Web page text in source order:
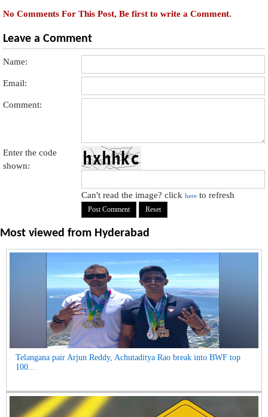
No Comments For This Post, Be first to write a Comment.
Leave a Comment
Name:
Email:
Comment:
Enter the code
shown:
Can't read the image? clickhere to refresh
Most viewed from Hyderabad
Telangana pair Arjun Reddy, Achutaditya Rao break into BWF top
100...